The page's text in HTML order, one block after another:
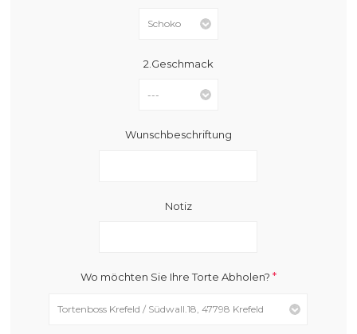
2.Geschmack
Wunschbeschriftung
Notiz
Wo möchten Sie Ihre Torte Abholen? *